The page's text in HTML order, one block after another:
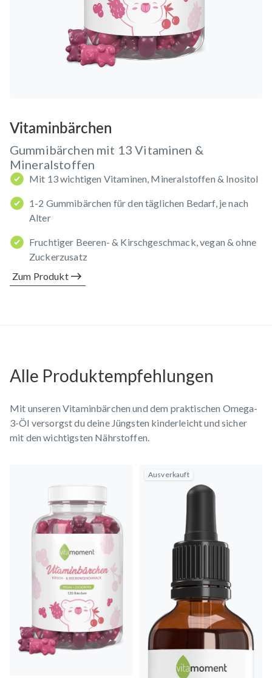
Vitaminbärchen
Gummibärchen mit 13 Vitaminen &
Mineralstoffen
Mit 13 wichtigen Vitaminen, Mineralstoffen & Inositol
1-2 Gummibärchen für den täglichen Bedarf, je nach
Alter
Fruchtiger Beeren- & Kirschgeschmack, vegan & ohne
Zuckerzusatz
Zum Produkt
Alle Produktempfehlungen
Mit unseren Vitaminbärchen und dem praktischen Omega-
3-Öl versorgst du deine Jüngsten kinderleicht und sicher
mit den wichtigsten Nährstoffen.
Ausverkauft